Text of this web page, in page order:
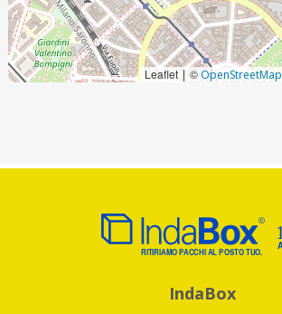
Leaflet | ©OpenStreetMap
IndaBox